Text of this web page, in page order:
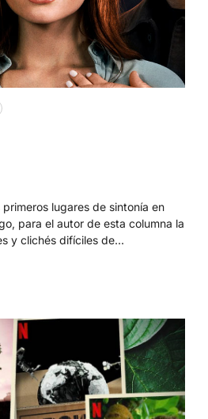
lugares de sintonía en
para el autor de esta columna la
y clichés difíciles de...